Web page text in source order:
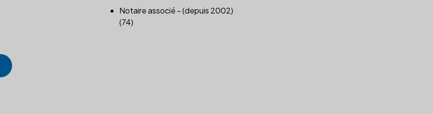
Notaire associé - (depuis 2002)
(74)